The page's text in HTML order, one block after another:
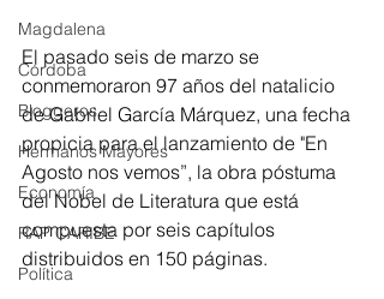
Magdalena
Córdoba
Bloggeros
Hermanos Mayores
Economía
RAP CARIBE
Política
El pasado seis de marzo se
conmemoraron 97 años del natalicio
de Gabriel García Márquez, una fecha
propicia para el lanzamiento de "En
Agosto nos vemos”, la obra póstuma
del Nobel de Literatura que está
compuesta por seis capítulos
distribuidos en 150 páginas.